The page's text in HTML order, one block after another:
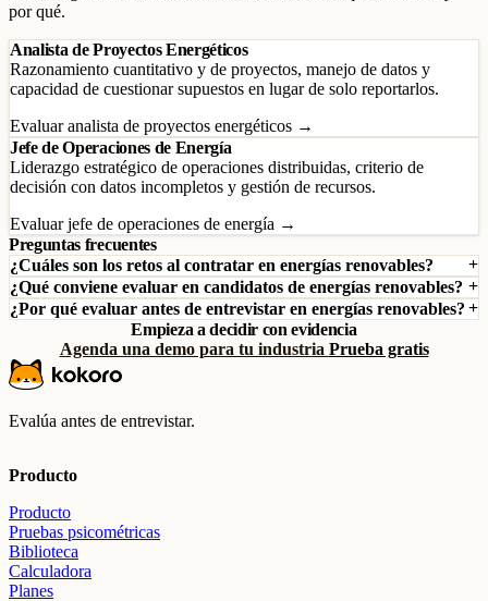
por qué.
Analista de Proyectos Energéticos
Razonamiento cuantitativo y de proyectos, manejo de datos y
capacidad de cuestionar supuestos en lugar de solo reportarlos.
Evaluar analista de proyectos energéticos →
Jefe de Operaciones de Energía
Liderazgo estratégico de operaciones distribuidas, criterio de
decisión con datos incompletos y gestión de recursos.
Evaluar jefe de operaciones de energía →
Preguntas frecuentes
¿Cuáles son los retos al contratar en energías renovables?
¿Qué conviene evaluar en candidatos de energías renovables?
¿Por qué evaluar antes de entrevistar en energías renovables?
Empieza a decidir con evidencia
Agenda una demo para tu industria Prueba gratis
Evalúa antes de entrevistar.
Producto
Producto
Pruebas psicométricas
Biblioteca
Calculadora
Planes